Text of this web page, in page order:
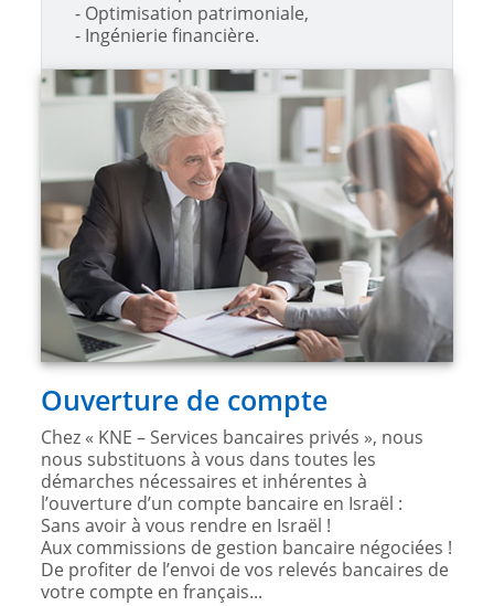
- Optimisation patrimoniale,
- Ingénierie financière.
Ouverture de compte
Chez « KNE – Services bancaires privés », nous
nous substituons à vous dans toutes les
démarches nécessaires et inhérentes à
l’ouverture d’un compte bancaire en Israël :
Sans avoir à vous rendre en Israël !
Aux commissions de gestion bancaire négociées !
De profiter de l’envoi de vos relevés bancaires de
votre compte en français...